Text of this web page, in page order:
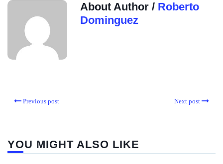
About Author / Roberto
Dominguez
Previous post Next post
YOU MIGHT ALSO LIKE